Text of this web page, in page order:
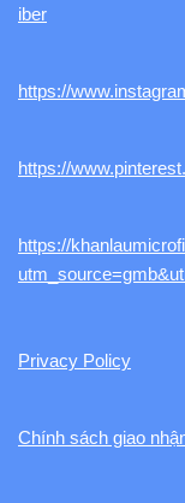
iber
https://
https://
https://
Privacy Policy
Chính sách giao